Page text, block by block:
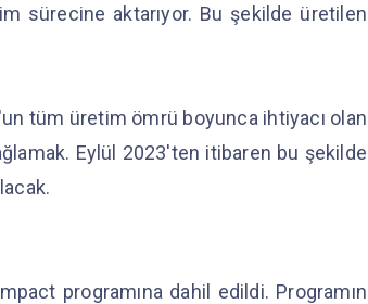
sürecine aktarıyor. Bu şekilde üretilen
tüm üretim ömrü boyunca ihtiyacı olan
Eylül 2023'ten itibaren bu şekilde
programına dahil edildi. Programın